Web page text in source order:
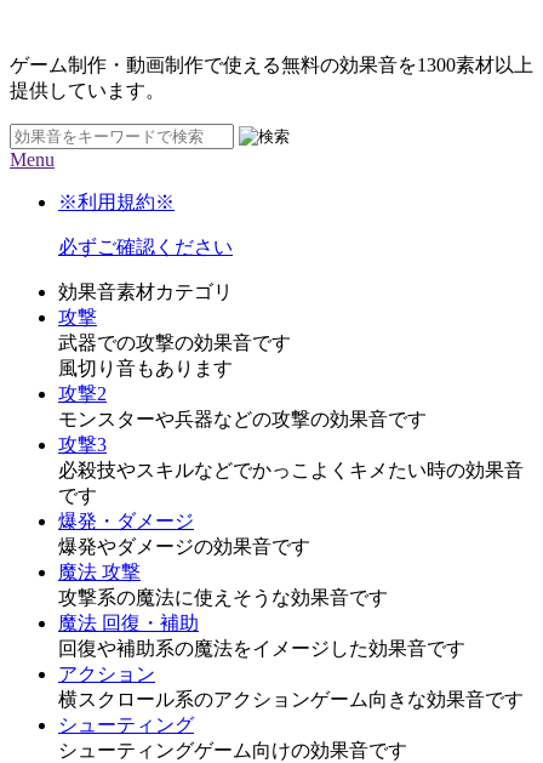
ゲーム制作・動画制作で使える無料の効果音を1300素材以上
提供しています。
Menu
※利用規約※
必ずご確認ください
効果音素材カテゴリ
攻撃
武器での攻撃の効果音です
風切り音もあります
攻撃2
モンスターや兵器などの攻撃の効果音です
攻撃3
必殺技やスキルなどでかっこよくキメたい時の効果音
です
爆発・ダメージ
爆発やダメージの効果音です
魔法 攻撃
攻撃系の魔法に使えそうな効果音です
魔法 回復・補助
回復や補助系の魔法をイメージした効果音です
アクション
横スクロール系のアクションゲーム向きな効果音です
シューティング
シューティングゲーム向けの効果音です